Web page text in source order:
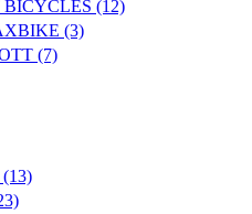
BICYCLES (12)
(3)
(7)
(13)